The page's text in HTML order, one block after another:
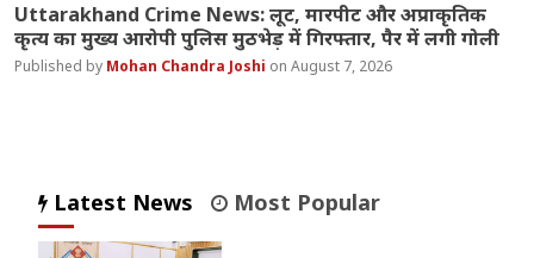
Uttarakhand Crime News: लूट, मारपीट और अप्राकृतिक
कृत्य का मुख्य आरोपी पुलिस मुठभेड़ में गिरफ्तार, पैर में लगी गोली
Mohan Chandra Joshi August 7, 2026
Latest News Most Popular